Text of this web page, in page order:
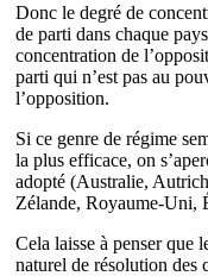
Donc le degré de
de parti dans chaque
concentration de
parti qui n’est pas au
l’opposition.
Si ce genre de régime
la plus efficace, on
adopté (Australie,
Zélande, Royaume-Uni,
Cela laisse à penser que
naturel de résolution des